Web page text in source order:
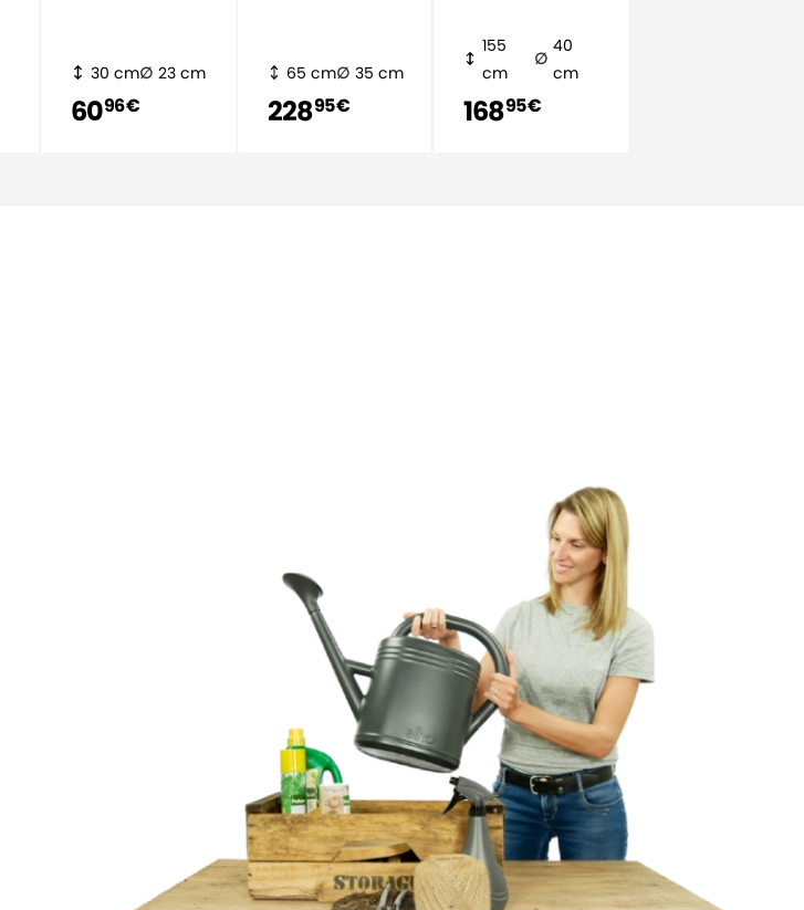
30 cm 23 cm
6096 €
65 cm 35 cm
22895 €
155
cm
40
cm
16895 €